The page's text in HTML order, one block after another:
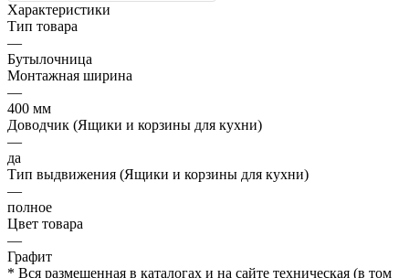
Характеристики
Тип товара
—
Бутылочница
Монтажная ширина
—
400 мм
Доводчик (Ящики и корзины для кухни)
—
да
Тип выдвижения (Ящики и корзины для кухни)
—
полное
Цвет товара
—
Графит
* Вся размещенная в каталогах и на сайте техническая (в том